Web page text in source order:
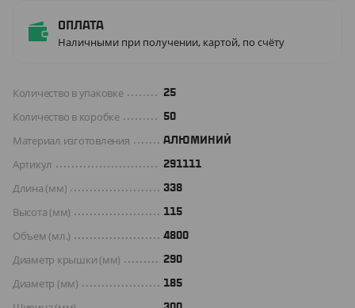
Оплата
Наличными при получении, картой, по счёту
Количество в упаковке 25
Количество в коробке 50
Материал изготовления АЛЮМИНИЙ
Артикул 291111
Длина (мм) 338
Высота (мм) 115
Объем (мл.) 4800
Диаметр крышки (мм) 290
Диаметр (мм) 185